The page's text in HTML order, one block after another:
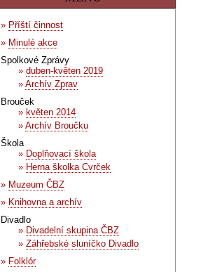
» Příští činnost
» Minulé akce
Spolkové Zprávy
» duben-květen 2019
» Archív Zprav
Brouček
» květen 2014
» Archív Broučku
Škola
» Doplňovací škola
» Herna školka Cvrček
» Muzeum ČBZ
» Knihovna a archív
Divadlo
» Divadelní skupina ČBZ
» Záhřebské sluníčko Divadlo
» Folklór